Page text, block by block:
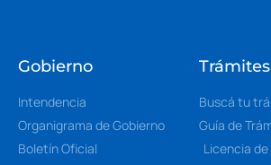
Gobierno
Intendencia
Organigrama de Gobierno
Boletín Oficial
Trámites
Buscá tu
Guía de
Licencia